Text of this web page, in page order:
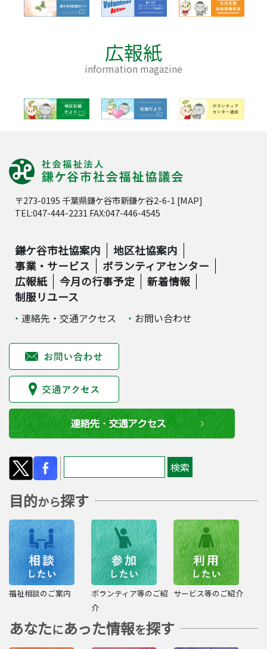
広報紙
information magazine
〒273-0195 千葉県鎌ケ谷市新鎌ケ谷2-6-1 [MAP]
TEL:047-444-2231 FAX:047-446-4545
鎌ケ谷市社協案内
地区社協案内
事業・サービス
ボランティアセンター
広報紙
今月の行事予定
新着情報
制服リユース
連絡先・交通アクセス お問い合わせ
目的から探す
福祉相談のご案内
ボランティア等のご紹
介
サービス等のご紹介
あなたにあった情報を探す